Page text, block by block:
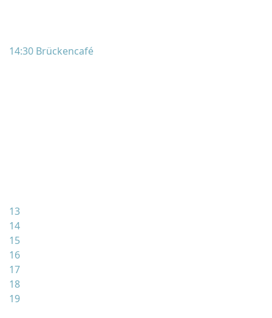
14:30 Brückencafé
13
14
15
16
17
18
19